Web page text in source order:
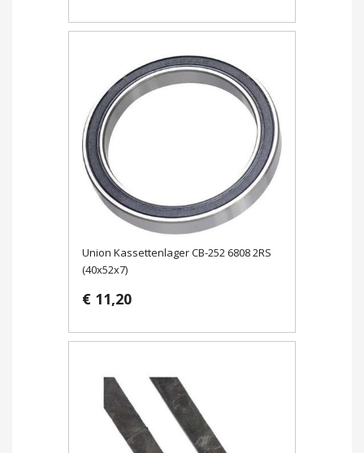
Union Kassettenlager CB-252 6808 2RS
(40x52x7)
€ 11,20